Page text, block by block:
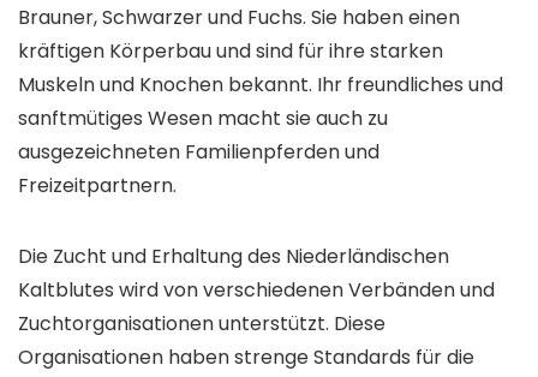
Brauner, Schwarzer und Fuchs. Sie haben einen
kräftigen Körperbau und sind für ihre starken
Muskeln und Knochen bekannt. Ihr freundliches und
sanftmütiges Wesen macht sie auch zu
ausgezeichneten Familienpferden und
Freizeitpartnern.
Die Zucht und Erhaltung des Niederländischen
Kaltblutes wird von verschiedenen Verbänden und
Zuchtorganisationen unterstützt. Diese
Organisationen haben strenge Standards für die